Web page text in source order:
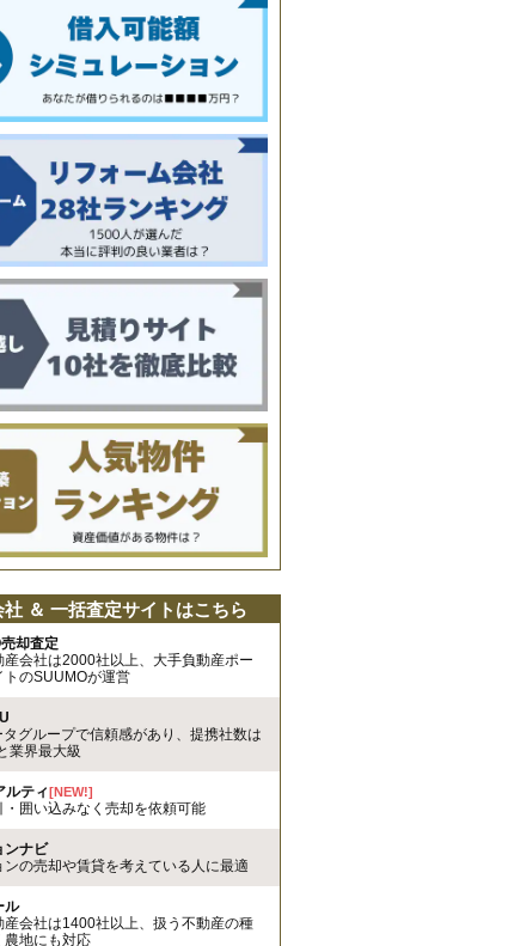
＆ 一括査定サイトはこちら
却査定
産会社は2000社以上、大手負動産ポー
トのSUUMOが運営
タグループで信頼感があり、提携社数は
業界最大級
ルティ[NEW!]
・囲い込みなく売却を依頼可能
ンナビ
ンの売却や賃貸を考えている人に最適
ル
産会社は1400社以上、扱う不動産の種
農地にも対応